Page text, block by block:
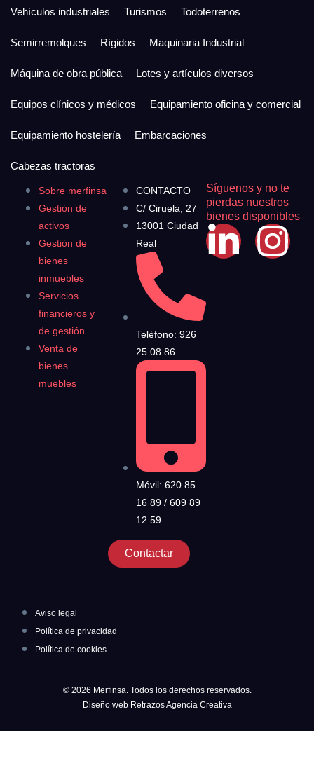
Sobre merfinsa
Gestión de
activos
Gestión de
bienes
inmuebles
Servicios
financieros y
de gestión
Venta de
bienes
muebles
CONTACTO
C/ Ciruela, 27
13001 Ciudad
Real
Teléfono: 926
25 08 86
Móvil: 620 85
16 89 / 609 89
12 59
Contactar
Síguenos y no te
pierdas nuestros
bienes disponibles
Vehículos industriales
Turismos Todoterrenos
Semirremolques Rígidos Maquinaria Industrial
Máquina de obra pública Lotes y artículos diversos
Equipos clínicos y médicos Equipamiento oficina y comercial
Equipamiento hostelería Embarcaciones
Cabezas tractoras
Aviso legal
Política de privacidad
Política de cookies
© 2026 Merfinsa. Todos los derechos reservados.
Diseño web Retrazos Agencia Creativa